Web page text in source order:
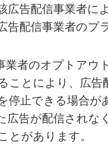
広告配信事業者に
告配信事業者のプ
業者のオプトアウ
ことにより、広
停止できる場合が
広告が配信されな
とがあります。